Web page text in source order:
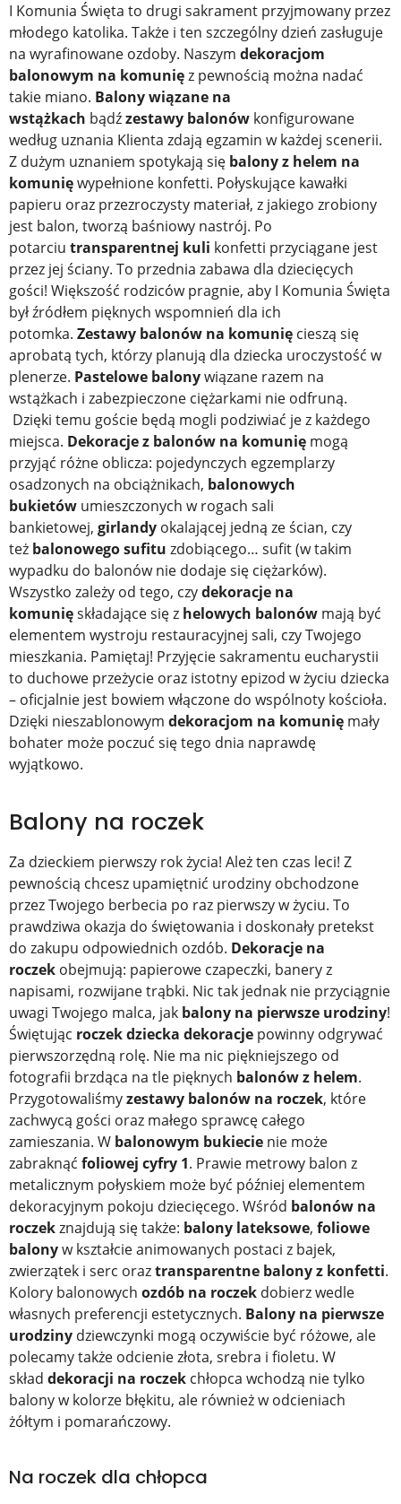
I Komunia Święta to drugi sakrament przyjmowany przez
młodego katolika. Także i ten szczególny dzień zasługuje
na wyrafinowane ozdoby. Naszym dekoracjom
balonowym na komunięz pewnością można nadać
takie miano. Balony wiązane na
wstążkach bądźzestawy balonów konfigurowane
według uznania Klienta zdają egzamin w każdej scenerii.
Z dużym uznaniem spotykają się balony z helem na
komunięwypełnione konfetti. Połyskujące kawałki
papieru oraz przezroczysty materiał, z jakiego zrobiony
jest balon, tworzą baśniowy nastrój. Po
potarciu transparentnej kuli konfetti przyciągane jest
przez jej ściany. To przednia zabawa dla dziecięcych
gości! Większość rodziców pragnie, aby I Komunia Święta
był źródłem pięknych wspomnień dla ich
potomka. Zestawy balonów na komunię cieszą się
aprobatą tych, którzy planują dla dziecka uroczystość w
plenerze. Pastelowe balonywiązane razem na
wstążkach i zabezpieczone ciężarkami nie odfruną.
Dzięki temu goście będą mogli podziwiać je z każdego
miejsca. Dekoracje z balonów na komunię mogą
przyjąć różne oblicza: pojedynczych egzemplarzy
osadzonych na obciążnikach, balonowych
bukietów umieszczonych w rogach sali
bankietowej, girlandy okalającej jedną ze ścian, czy
też balonowego sufitu zdobiącego… sufit (w takim
wypadku do balonów nie dodaje się ciężarków).
Wszystko zależy od tego, czydekoracje na
komunięskładające się z helowych balonów mają być
elementem wystroju restauracyjnej sali, czy Twojego
mieszkania. Pamiętaj! Przyjęcie sakramentu eucharystii
to duchowe przeżycie oraz istotny epizod w życiu dziecka
– oficjalnie jest bowiem włączone do wspólnoty kościoła.
Dzięki nieszablonowym dekoracjom na komunię mały
bohater może poczuć się tego dnia naprawdę
wyjątkowo.
Balony na roczek
Za dzieckiem pierwszy rok życia! Ależ ten czas leci! Z
pewnością chcesz upamiętnić urodziny obchodzone
przez Twojego berbecia po raz pierwszy w życiu. To
prawdziwa okazja do świętowania i doskonały pretekst
do zakupu odpowiednich ozdób. Dekoracje na
roczek obejmują: papierowe czapeczki, banery z
napisami, rozwijane trąbki. Nic tak jednak nie przyciągnie
uwagi Twojego malca, jak balony na pierwsze urodziny!
Świętując roczek dziecka dekoracje powinny odgrywać
pierwszorzędną rolę. Nie ma nic piękniejszego od
fotografii brzdąca na tle pięknych balonów z helem.
Przygotowaliśmyzestawy balonów na roczek, które
zachwycą gości oraz małego sprawcę całego
zamieszania. W balonowym bukiecie nie może
zabraknąć foliowej cyfry 1. Prawie metrowy balon z
metalicznym połyskiem może być później elementem
dekoracyjnym pokoju dziecięcego. Wśród balonów na
roczekznajdują się także: balony lateksowe, foliowe
balonyw kształcie animowanych postaci z bajek,
zwierzątek i serc oraztransparentne balony z konfetti.
Kolory balonowych ozdób na roczek dobierz wedle
własnych preferencji estetycznych. Balony na pierwsze
urodziny dziewczynki mogą oczywiście być różowe, ale
polecamy także odcienie złota, srebra i fioletu. W
skład dekoracji na roczek chłopca wchodzą nie tylko
balony w kolorze błękitu, ale również w odcieniach
żółtym i pomarańczowy.
Na roczek dla chłopca